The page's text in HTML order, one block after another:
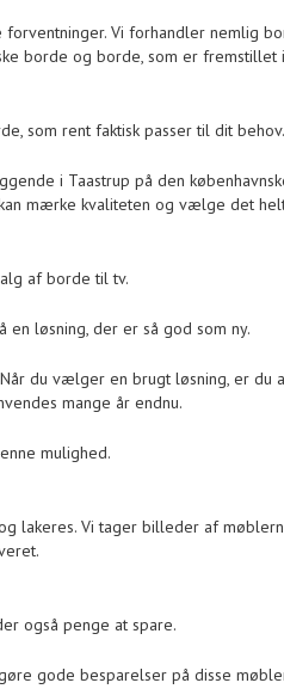
Vi forhandler nemlig
borde og borde, som er
som rent faktisk passer til dit behov.
i Taastrup på den
mærke kvaliteten og vælge det
af borde til tv.
løsning, der er så god som ny.
du vælger en brugt løsning, er du
mange år endnu.
mulighed.
lakeres. Vi tager billeder af
også penge at spare.
gode besparelser på disse